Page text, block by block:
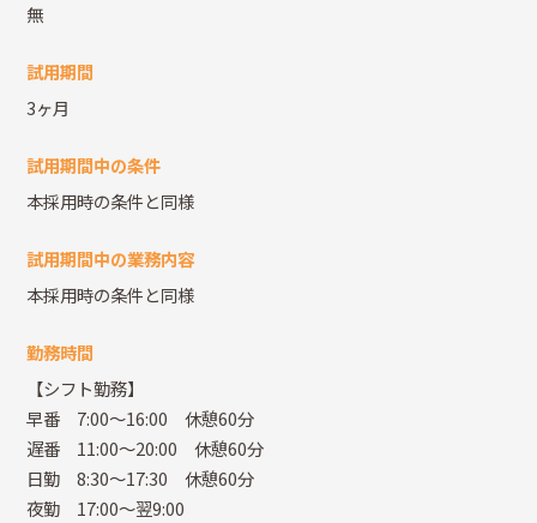
無
試用期間
3ヶ月
試用期間中の条件
本採用時の条件と同様
試用期間中の業務内容
本採用時の条件と同様
勤務時間
【シフト勤務】
早番 7:00～16:00 休憩60分
遅番 11:00～20:00 休憩60分
日勤 8:30～17:30 休憩60分
夜勤 17:00～翌9:00